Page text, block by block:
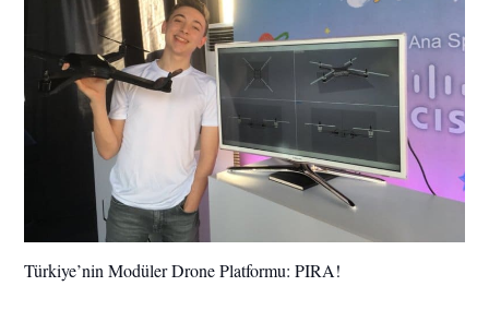
Türkiye’nin Modüler Drone Platformu: PIRA!